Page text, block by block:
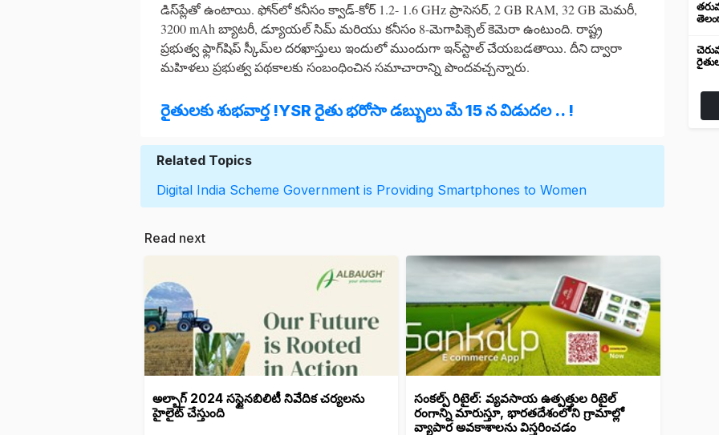
డిస్‌ప్లేతో ఉంటాయి. ఫోన్‌లో కనీసం క్వాడ్-కోర్ 1.2- 1.6 GHz ప్రాసెసర్, 2 GB RAM, 32 GB మెమరీ,
3200 mAh బ్యాటరీ, డ్యూయల్ సిమ్ మరియు కనీసం 8-మెగాపిక్సెల్ కెమెరా ఉంటుంది. రాష్ట్ర
ప్రభుత్వ ఫ్లాగ్‌షిప్ స్కీమ్‌ల దరఖాస్తులు ఇందులో ముందుగా ఇన్‌స్టాల్ చేయబడతాయి. దీని ద్వారా
మహిళలు ప్రభుత్వ పథకాలకు సంబంధించిన సమాచారాన్ని పొందవచ్చన్నారు.
రైతులకు శుభవార్త !YSR రైతు భరోసా డబ్బులు మే 15 న విడుదల .. !
Related Topics
Digital India Scheme Government is Providing Smartphones to Women
Read next
అల్బాగ్ 2024 సస్టైనబిలిటీ నివేదిక చర్యలను
హైలైట్ చేస్తుంది
సంకల్ప్ రిటైల్: వ్యవసాయ ఉత్పత్తుల రిటైల్
రంగాన్ని మారుస్తూ, భారతదేశంలోని గ్రామాల్లో
వ్యాపార అవకాశాలను విస్తరించడం